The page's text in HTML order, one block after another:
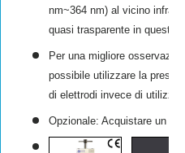
nm~364 nm) al vicino
quasi trasparente in questo
Per una migliore
possibile utilizzare la
di elettrodi invece di
Opzionale: Acquistare un